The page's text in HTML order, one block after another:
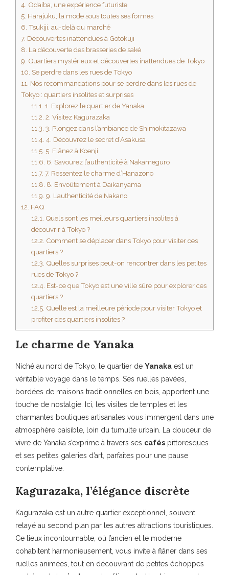
4. Odaiba, une expérience futuriste
5. Harajuku, la mode sous toutes ses formes
6. Tsukiji, au-delà du marché
7. Découvertes inattendues à Gotokuji
8. La découverte des brasseries de saké
9. Quartiers mystérieux et découvertes inattendues de Tokyo
10. Se perdre dans les rues de Tokyo
11. Nos recommandations pour se perdre dans les rues de
Tokyo : quartiers insolites et surprises
11.1. 1. Explorez le quartier de Yanaka
11.2. 2. Visitez Kagurazaka
11.3. 3. Plongez dans l’ambiance de Shimokitazawa
11.4. 4. Découvrez le secret d’Asakusa
11.5. 5. Flânez à Koenji
11.6. 6. Savourez l’authenticité à Nakameguro
11.7. 7. Ressentez le charme d’Hanazono
11.8. 8. Envoûtement à Daikanyama
11.9. 9. L’authenticité de Nakano
12. FAQ
12.1. Quels sont les meilleurs quartiers insolites à
découvrir à Tokyo ?
12.2. Comment se déplacer dans Tokyo pour visiter ces
quartiers ?
12.3. Quelles surprises peut-on rencontrer dans les petites
rues de Tokyo ?
12.4. Est-ce que Tokyo est une ville sûre pour explorer ces
quartiers ?
12.5. Quelle est la meilleure période pour visiter Tokyo et
profiter des quartiers insolites ?
Le charme de Yanaka
Niché au nord de Tokyo, le quartier de Yanaka est un
véritable voyage dans le temps. Ses ruelles pavées,
bordées de maisons traditionnelles en bois, apportent une
touche de nostalgie. Ici, les visites de temples et les
charmantes boutiques artisanales vous immergent dans une
atmosphère paisible, loin du tumulte urbain. La douceur de
vivre de Yanaka s’exprime à travers ses cafés pittoresques
et ses petites galeries d’art, parfaites pour une pause
contemplative.
Kagurazaka, l’élégance discrète
Kagurazaka est un autre quartier exceptionnel, souvent
relayé au second plan par les autres attractions touristiques.
Ce lieux incontournable, où l’ancien et le moderne
cohabitent harmonieusement, vous invite à flâner dans ses
ruelles animées, tout en découvrant de petites échoppes